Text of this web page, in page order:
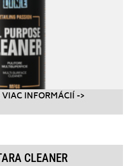
INFORMÁCIÍ ->
CLEANER